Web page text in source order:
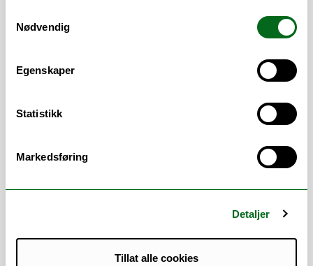
Nødvendig
Egenskaper
Statistikk
Markedsføring
Detaljer
Tillat alle cookies
psykologforenings veilederutdanning, og
forskningsledere. Forskningen hun deltar i
omhandler tiltak og hjelpetilbud ved
Informed Treatment (FIT) med barn og
benytter både kvantitative og kvalitative
Forskningsgruppe for klinisk psykologi